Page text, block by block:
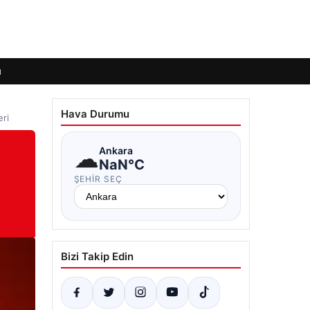
Hava Durumu
☁Ankara
NaN°C
ŞEHIR SEÇ
Bizi Takip Edin